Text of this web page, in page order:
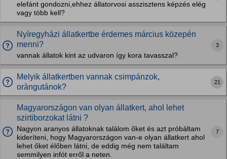
elefánt gondozni,ehhez állatorvosi asszisztens képzés elég
vagy több kell?
Nyíregyházi állatkertbe érdemes március közepén
menni?
vannak állatok kint az udvaron így kora tavasszal?
3
Melyik állatkertben vannak csimpánzok,
oràngutánok?
21
Magyarországon van olyan állatkert, ahol lehet
szirtiborzokat látni ?
Nagyon aranyos állatoknak találom őket és azt próbáltam
kideríteni, hogy Magyarországon van-e olyan állatkert ahol
lehet őket élőben látni, de eddig még nem találtam
semmilyen infót erről a neten.
7